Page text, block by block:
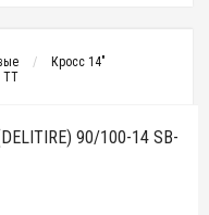
Кросс 14"
TT
90/100-14 SB-